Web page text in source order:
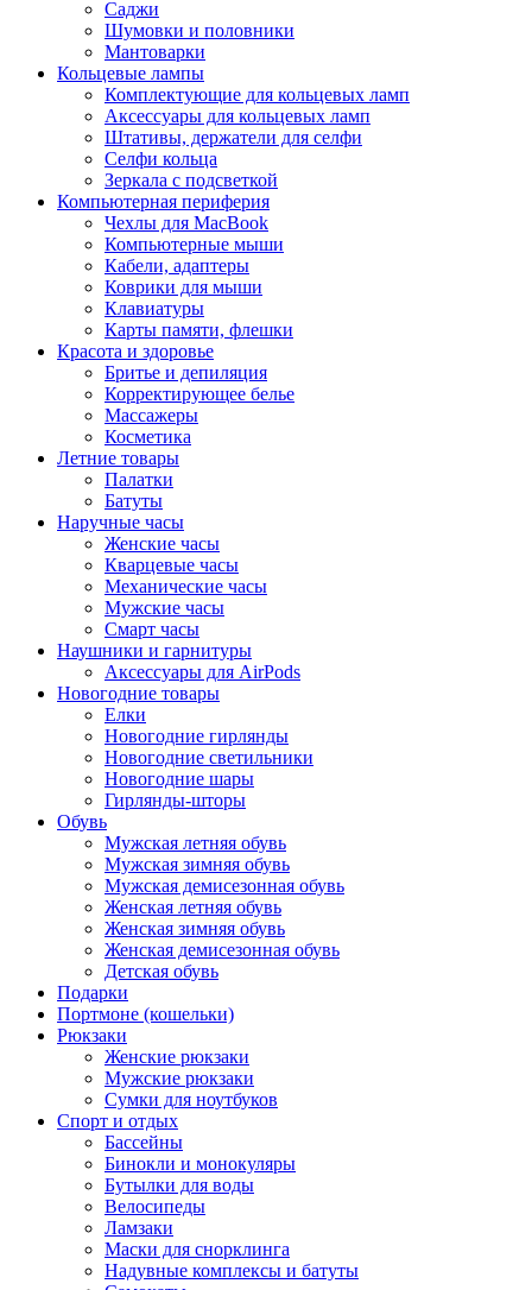
Саджи
Шумовки и половники
Мантоварки
Кольцевые лампы
Комплектующие для кольцевых ламп
Аксессуары для кольцевых ламп
Штативы, держатели для селфи
Селфи кольца
Зеркала с подсветкой
Компьютерная периферия
Чехлы для MacBook
Компьютерные мыши
Кабели, адаптеры
Коврики для мыши
Клавиатуры
Карты памяти, флешки
Красота и здоровье
Бритье и депиляция
Корректирующее белье
Массажеры
Косметика
Летние товары
Палатки
Батуты
Наручные часы
Женские часы
Кварцевые часы
Механические часы
Мужские часы
Смарт часы
Наушники и гарнитуры
Аксессуары для AirPods
Новогодние товары
Елки
Новогодние гирлянды
Новогодние светильники
Новогодние шары
Гирлянды-шторы
Обувь
Мужская летняя обувь
Мужская зимняя обувь
Мужская демисезонная обувь
Женская летняя обувь
Женская зимняя обувь
Женская демисезонная обувь
Детская обувь
Подарки
Портмоне (кошельки)
Рюкзаки
Женские рюкзаки
Мужские рюкзаки
Сумки для ноутбуков
Спорт и отдых
Бассейны
Бинокли и монокуляры
Бутылки для воды
Велосипеды
Ламзаки
Маски для снорклинга
Надувные комплексы и батуты